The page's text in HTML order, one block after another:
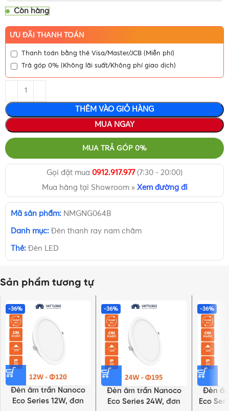
Còn hàng
ƯU ĐÃI THANH TOÁN
Thanh toán bằng thẻ Visa/Master/JCB (Miễn phí)
Trả góp 0% (Không lãi suất/Không phí giao dịch)
THÊM VÀO GIỎ HÀNG
MUA NGAY
MUA TRẢ GÓP 0%
Gọi đặt mua 0912.917.977(7:30 - 20:00)
Mua hàng tại Showroom » Xem đường đi
Mã sản phẩm: NMGNG064B
Danh mục: Đèn thanh ray nam châm
Thẻ: Đèn LED
Sản phẩm tương tự
-36%
Đèn âm trần Nanoco
Eco Series 12W, đơn
-36%
Đèn âm trần Nanoco
Eco Series 24W, đơn
-36%
Đèn
Eco